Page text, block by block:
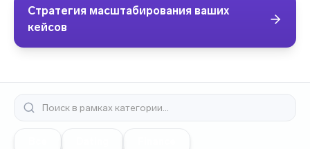
Стратегия масштабирования ваших
кейсов